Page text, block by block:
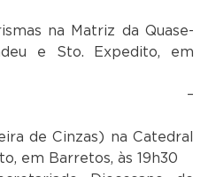
na Matriz da Quase-
e Sto. Expedito, em
–
de Cinzas) na Catedral
em Barretos, às 19h30